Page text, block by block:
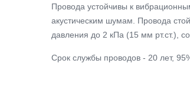
Провода устойчивы к
акустическим шумам. Провода
давления до 2 кПа (15 мм рт.ст.),
Cрок службы проводов - 20 лет,